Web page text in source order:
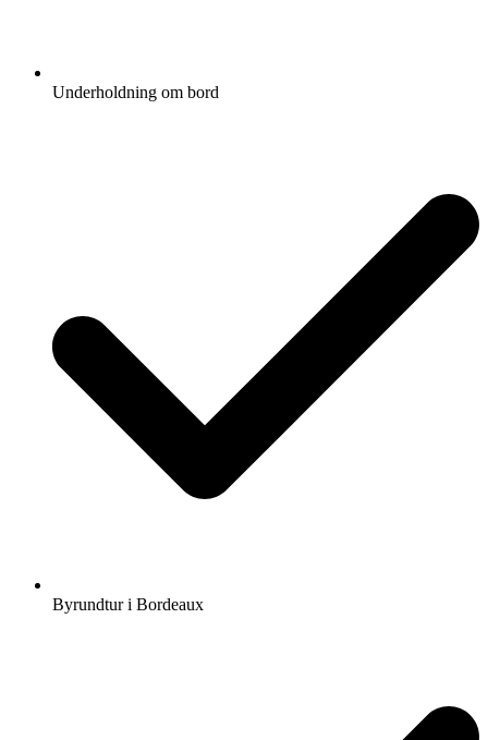
Underholdning om bord
Byrundtur i Bordeaux